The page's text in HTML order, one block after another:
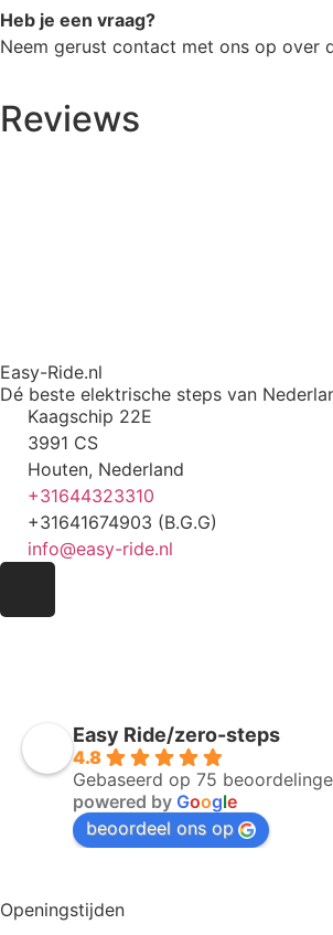
Heb je een vraag?
Neem gerust contact met ons op over
Reviews
Easy-Ride.nl
Dé beste elektrische steps van
Kaagschip 22E
3991 CS
Houten, Nederland
+31644323310
+31641674903 (B.G.G)
info@easy-ride.nl
Easy Ride/zero-steps
4.8
Gebaseerd op 75
powered by Google
beoordeel ons op
Openingstijden